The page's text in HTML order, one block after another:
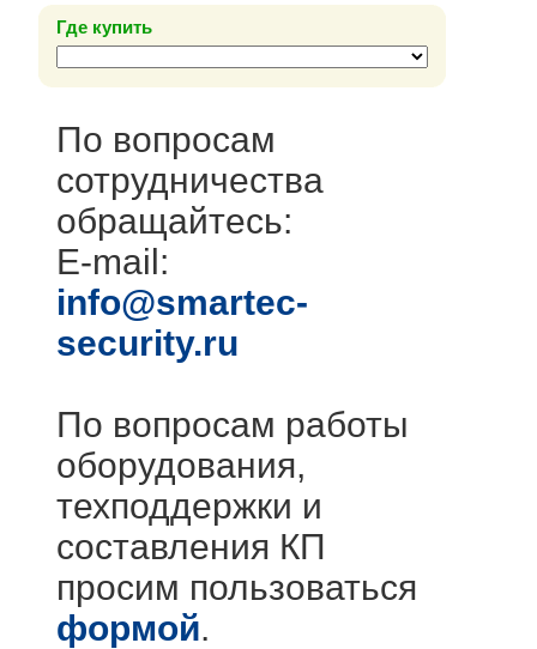
Где купить
По вопросам
сотрудничества
обращайтесь:
E-mail:
info@smartec-
security.ru
По вопросам работы
оборудования,
техподдержки и
составления КП
просим пользоваться
формой.